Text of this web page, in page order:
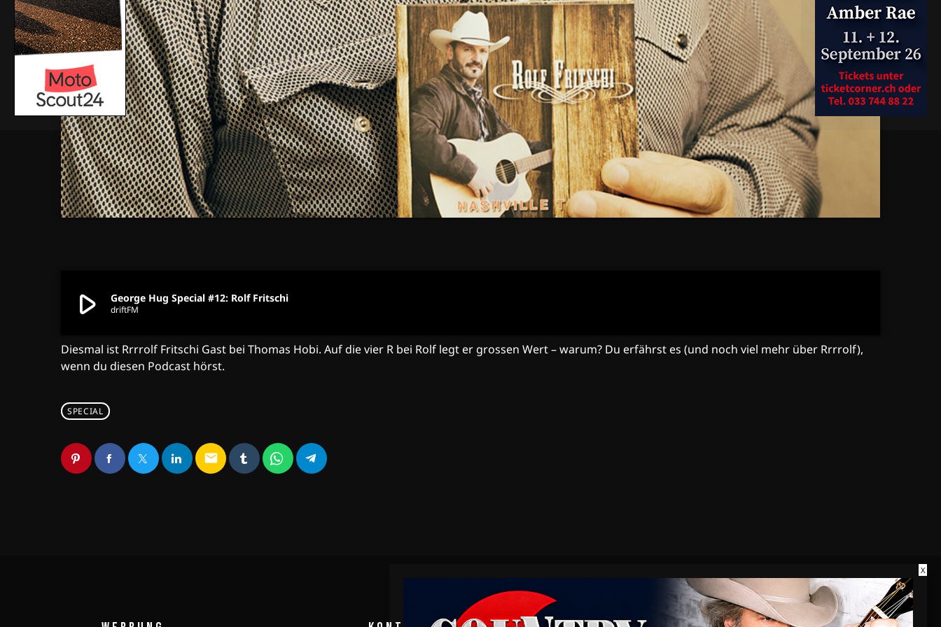
play_arrow George Hug Special #12: Rolf Fritschi
driftFM
Diesmal ist Rrrrolf Fritschi Gast bei Thomas Hobi. Auf die vier R bei Rolf legt er grossen Wert – warum? Du erfährst es (und noch viel mehr über Rrrrolf),
wenn du diesen Podcast hörst.
SPECIAL
email
X